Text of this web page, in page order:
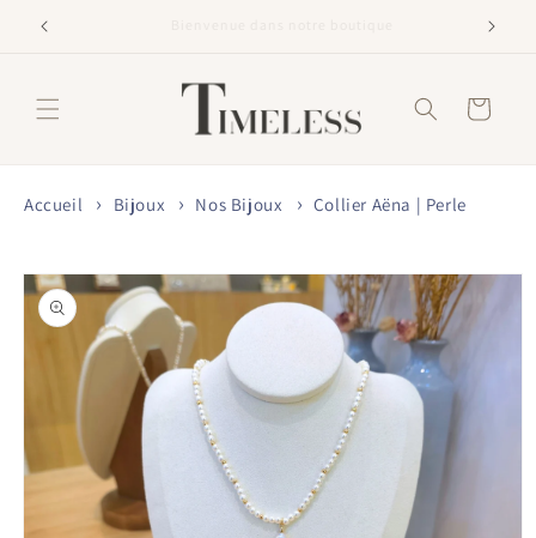
passer
Panier
Accueil Bijoux Nos Bijoux Collier Aëna | Perle
Passer aux
informations
produits